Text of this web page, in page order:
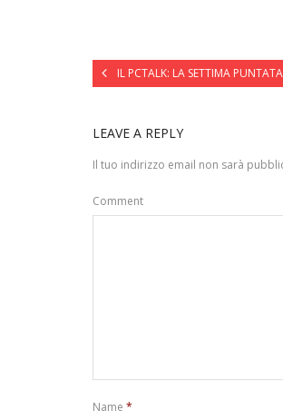
IL PCTALK: LA SETTIMA
LEAVE A REPLY
Il tuo indirizzo email non sarà
Comment
Name *